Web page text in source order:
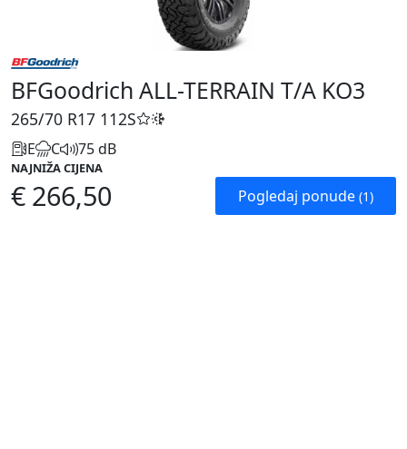
BFGoodrich ALL-TERRAIN T/A KO3
265/70 R17 112S
E C 75 dB
NAJNIŽA CIJENA
€ 266,50 Pogledaj ponude (1)